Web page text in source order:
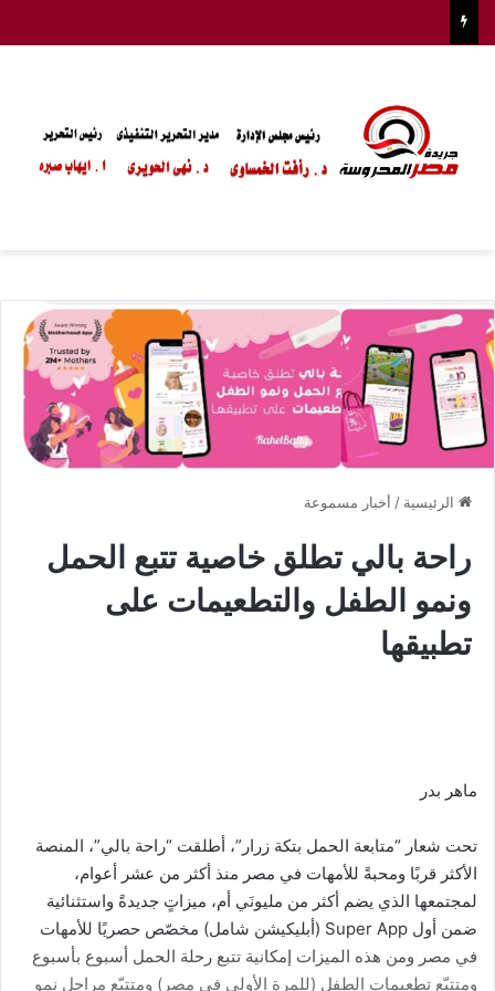
الرئيسية / أخبار مسموعة
راحة بالي تطلق خاصية تتبع الحمل
ونمو الطفل والتطعيمات على
تطبيقها
ماهر بدر
تحت شعار “متابعة الحمل بتكة زرار”، أطلقت “راحة بالي”، المنصة
الأكثر قربًا ومحبةً للأمهات في مصر منذ أكثر من عشر أعوام،
لمجتمعها الذي يضم أكثر من مليونَي أم، ميزاتٍ جديدةً واستثنائية
ضمن أول Super App (أبليكيشن شامل) مخصّص حصريًا للأمهات
في مصر ومن هذه الميزات إمكانية تتبع رحلة الحمل أسبوع بأسبوع
ومتتبّع تطعيمات الطفل (للمرة الأولى في مصر) ومتتبّع مراحل نمو